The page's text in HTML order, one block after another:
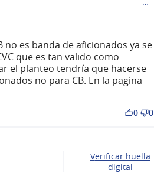
no es banda de aficionados ya se
que es tan valido como
el planteo tendría que hacerse
no para CB. En la pagina
0 0
Verificar huella
digital